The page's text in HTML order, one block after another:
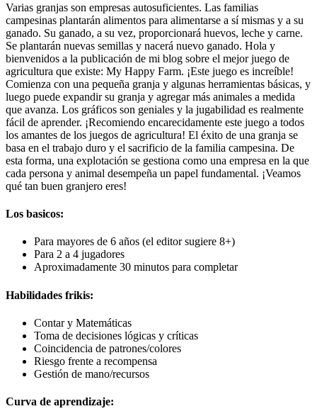
Varias granjas son empresas autosuficientes. Las familias
campesinas plantarán alimentos para alimentarse a sí mismas y a su
ganado. Su ganado, a su vez, proporcionará huevos, leche y carne.
Se plantarán nuevas semillas y nacerá nuevo ganado. Hola y
bienvenidos a la publicación de mi blog sobre el mejor juego de
agricultura que existe: My Happy Farm. ¡Este juego es increíble!
Comienza con una pequeña granja y algunas herramientas básicas, y
luego puede expandir su granja y agregar más animales a medida
que avanza. Los gráficos son geniales y la jugabilidad es realmente
fácil de aprender. ¡Recomiendo encarecidamente este juego a todos
los amantes de los juegos de agricultura! El éxito de una granja se
basa en el trabajo duro y el sacrificio de la familia campesina. De
esta forma, una explotación se gestiona como una empresa en la que
cada persona y animal desempeña un papel fundamental. ¡Veamos
qué tan buen granjero eres!
Los basicos:
Para mayores de 6 años (el editor sugiere 8+)
Para 2 a 4 jugadores
Aproximadamente 30 minutos para completar
Habilidades frikis:
Contar y Matemáticas
Toma de decisiones lógicas y críticas
Coincidencia de patrones/colores
Riesgo frente a recompensa
Gestión de mano/recursos
Curva de aprendizaje: